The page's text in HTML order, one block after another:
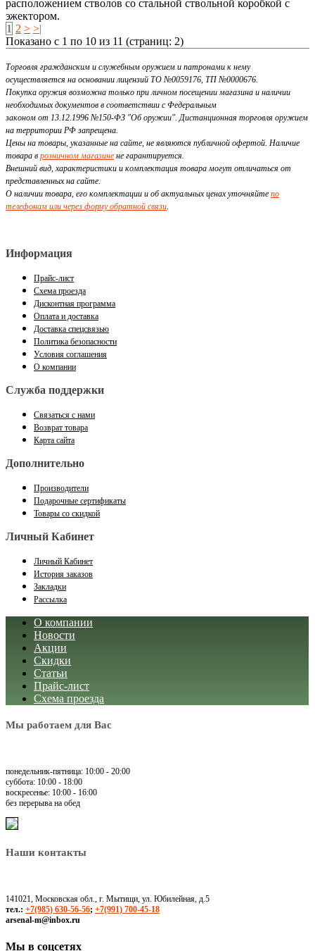
расположением стволов со стальной ствольной коробкой с
эжектором.
1 2 > >|
Показано с 1 по 10 из 11 (страниц: 2)
Торговля гражданским и служебным оружием и патронами к нему
осуществляется на основании лицензий ТО №0059176, ТП №0000676.
Покупка оружия возможна только при личном посещении магазина и наличии
необходимых документов в соответствии с Федеральным
законом от 13.12.1996 №150-ФЗ "Об оружии". Дистанционная торговля оружием
на территории РФ запрещена.
Цены на товары, указанные на сайте, не являются публичной офертой. Наличие
товара в розничном магазине не гарантируется.
Внешний вид, характеристики и комплектация товара могут отличаться от
представленных на сайте.
О наличии товара, его комплектации и об актуальных ценах уточняйте по
телефонам или через форму обратной связи.
Информация
Прайс-лист
Схема проезда
Дисконтная программа
Оплата и доставка
Доставка спецсвязью
Политика безопасности
Условия соглашения
О компании
Служба поддержки
Связаться с нами
Возврат товара
Карта сайта
Дополнительно
Производители
Подарочные сертификаты
Товары со скидкой
Личный Кабинет
Личный Кабинет
История заказов
Закладки
Рассылка
О компании
Новости
Акции
Скидки
Статьи
Прайс-лист
Схема проезда
Мы работаем для Вас
понедельник-пятница: 10:00 - 20:00
суббота: 10:00 - 18:00
воскресенье: 10:00 - 16:00
без перерыва на обед
Наши контакты
141021, Московская обл., г. Мытищи, ул. Юбилейная, д.5
тел.: +7(985) 630-56-56; +7(991) 700-45-18
arsenal-m@inbox.ru
Мы в соцсетях